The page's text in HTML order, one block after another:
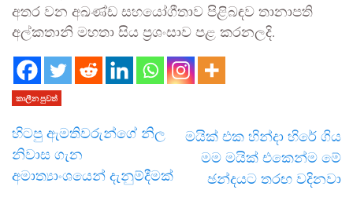
අතර වන අඛණ්ඩ සහයෝගීතාව පිළිබඳව තානාපති
අල්කතානි මහතා සිය ප්‍රශංසාව පළ ක‍රනලදි.
කාලීන පුවත්
හිටපු ඇමතිවරුන්ගේ නිල
නිවාස ගැන
අමාත්‍යාංශයෙන් දැනුම්දීමක්
මයික් එක හින්දා හිරේ ගිය
මම මයික් එකෙන්ම මේ
ඡන්දයට තරඟ වදිනවා